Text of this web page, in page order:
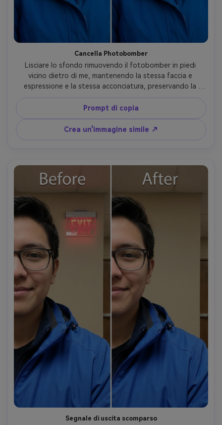
Cancella Photobomber
Lisciare lo sfondo rimuovendo il fotobomber in piedi
vicino dietro di me, mantenendo la stessa faccia e
espressione e la stessa acconciatura, preservando la
profondità dello sfondo e l'illuminazione in modo che non
ci sia sfocatura dove si trovava la persona- -ar 4:5
Prompt di copia
Crea un'immagine simile ↗
Segnale di uscita scomparso